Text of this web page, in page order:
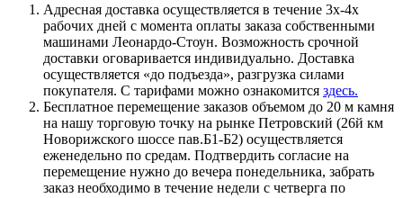
Адресная доставка осуществляется в течение 3х-4х
рабочих дней с момента оплаты заказа собственными
машинами Леонардо-Стоун. Возможность срочной
доставки оговаривается индивидуально. Доставка
осуществляется «до подъезда», разгрузка силами
покупателя. С тарифами можно ознакомится здесь.
Бесплатное перемещение заказов объемом до 20 м камня
на нашу торговую точку на рынке Петровский (26й км
Новорижского шоссе пав.Б1-Б2) осуществляется
еженедельно по средам. Подтвердить согласие на
перемещение нужно до вечера понедельника, забрать
заказ необходимо в течение недели с четверга по